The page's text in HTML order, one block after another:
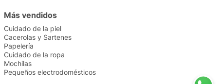
Más vendidos
Cuidado de la piel
Cacerolas y Sartenes
Papelería
Cuidado de la ropa
Mochilas
Pequeños electrodomésticos